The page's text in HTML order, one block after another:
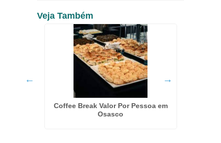
Veja Também
Coffee Break Valor Por Pessoa em
Osasco